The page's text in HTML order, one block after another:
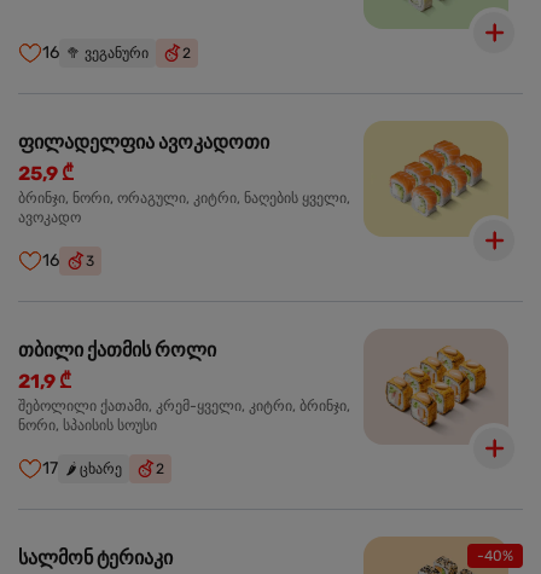
16 🥦 ვეგანური 2
ფილადელფია ავოკადოთი
25,9 ₾
ბრინჯი, ნორი, ორაგული, კიტრი, ნაღების ყველი,
ავოკადო
16 3
თბილი ქათმის როლი
21,9 ₾
შებოლილი ქათამი, კრემ-ყველი, კიტრი, ბრინჯი,
ნორი, სპაისის სოუსი
17 🌶️ ცხარე 2
-40%
სალმონ ტერიაკი